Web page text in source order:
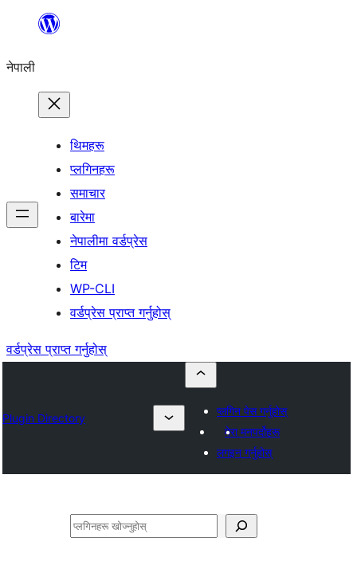
सामग्रीमा
नेपाली
थिमहरू
प्लगिनहरू
समाचार
बारेमा
नेपालीमा वर्डप्रेस
टिम
WP-CLI
वर्डप्रेस प्राप्त गर्नुहोस्
वर्डप्रेस प्राप्त गर्नुहोस्
Plugin Directory
प्लगिन पेस गर्नुहोस्
मेरा मनपर्दोहरू
लगइन गर्नुहोस्
खोज्नुहोस्